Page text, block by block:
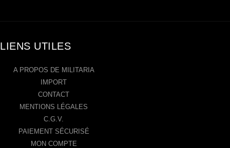
LIENS UTILES
A PROPOS DE MILITARIA
IMPORT
CONTACT
MENTIONS LÉGALES
C.G.V.
PAIEMENT SÉCURISÉ
MON COMPTE